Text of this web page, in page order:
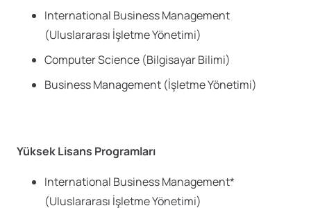
International Business Management
(Uluslararası İşletme Yönetimi)
Computer Science (Bilgisayar Bilimi)
Business Management (İşletme Yönetimi)
Yüksek Lisans Programları
International Business Management*
(Uluslararası İşletme Yönetimi)